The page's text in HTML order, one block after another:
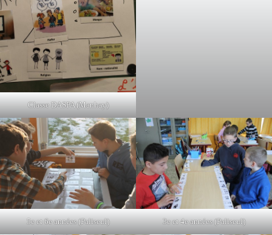
Classe DASPA (Manhay)
5e et 6e années (Paliseul) 3e et 4e années (Paliseul)